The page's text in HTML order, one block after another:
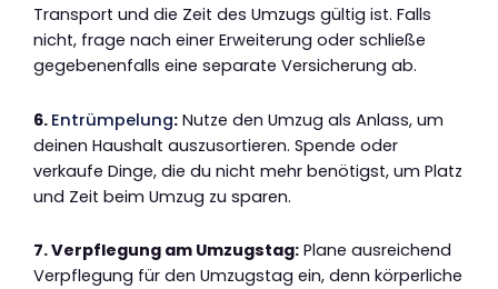
Transport und die Zeit des Umzugs gültig ist. Falls
nicht, frage nach einer Erweiterung oder schließe
gegebenenfalls eine separate Versicherung ab.
6. Entrümpelung: Nutze den Umzug als Anlass, um
deinen Haushalt auszusortieren. Spende oder
verkaufe Dinge, die du nicht mehr benötigst, um Platz
und Zeit beim Umzug zu sparen.
7. Verpflegung am Umzugstag: Plane ausreichend
Verpflegung für den Umzugstag ein, denn körperliche